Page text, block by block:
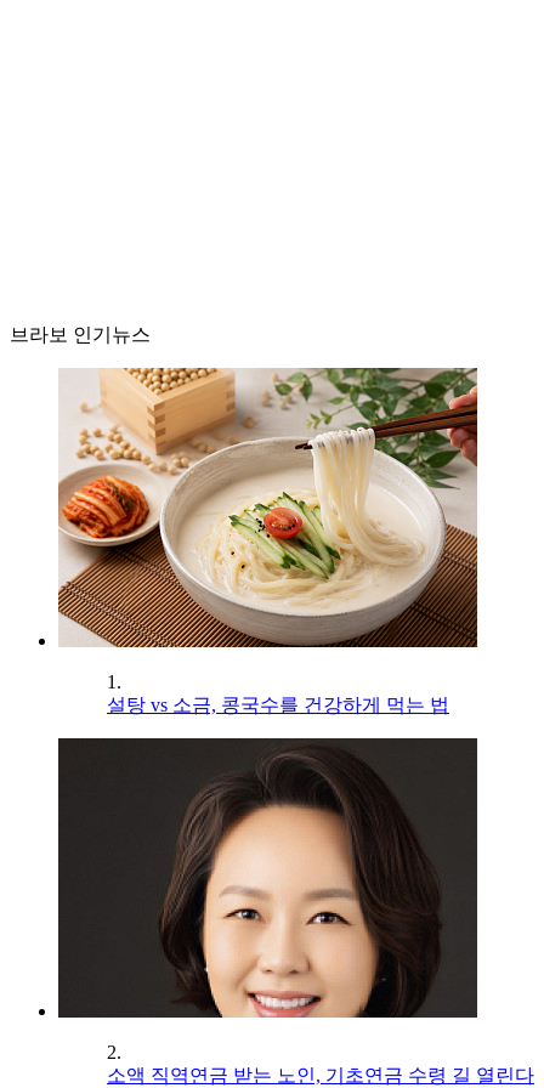
브라보 인기뉴스
1.
설탕 vs 소금, 콩국수를 건강하게 먹는 법
2.
소액 직역연금 받는 노인, 기초연금 수령 길 열린다